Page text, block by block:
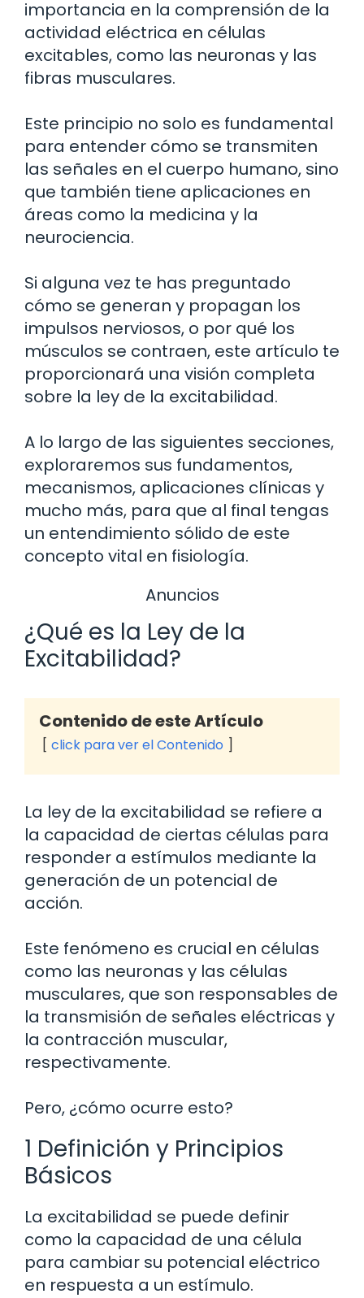
importancia en la comprensión de la
actividad eléctrica en células
excitables, como las neuronas y las
fibras musculares.
Este principio no solo es fundamental
para entender cómo se transmiten
las señales en el cuerpo humano, sino
que también tiene aplicaciones en
áreas como la medicina y la
neurociencia.
Si alguna vez te has preguntado
cómo se generan y propagan los
impulsos nerviosos, o por qué los
músculos se contraen, este artículo te
proporcionará una visión completa
sobre la ley de la excitabilidad.
A lo largo de las siguientes secciones,
exploraremos sus fundamentos,
mecanismos, aplicaciones clínicas y
mucho más, para que al final tengas
un entendimiento sólido de este
concepto vital en fisiología.
Anuncios
¿Qué es la Ley de la
Excitabilidad?
Contenido de este Artículo
click para ver el Contenido
La ley de la excitabilidad se refiere a
la capacidad de ciertas células para
responder a estímulos mediante la
generación de un potencial de
acción.
Este fenómeno es crucial en células
como las neuronas y las células
musculares, que son responsables de
la transmisión de señales eléctricas y
la contracción muscular,
respectivamente.
Pero, ¿cómo ocurre esto?
1 Definición y Principios
Básicos
La excitabilidad se puede definir
como la capacidad de una célula
para cambiar su potencial eléctrico
en respuesta a un estímulo.